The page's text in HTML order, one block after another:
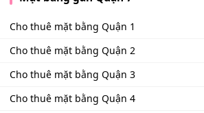
Cho thuê mặt bằng Quận 1
Cho thuê mặt bằng Quận 2
Cho thuê mặt bằng Quận 3
Cho thuê mặt bằng Quận 4